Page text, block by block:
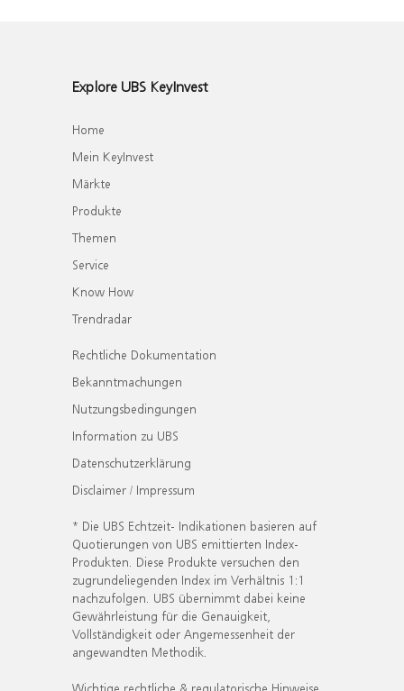
Explore UBS KeyInvest
Home
Mein KeyInvest
Märkte
Produkte
Themen
Service
Know How
Trendradar
Rechtliche Dokumentation
Bekanntmachungen
Nutzungsbedingungen
Information zu UBS
Datenschutzerklärung
Disclaimer / Impressum
* Die UBS Echtzeit- Indikationen basieren auf
Quotierungen von UBS emittierten Index-
Produkten. Diese Produkte versuchen den
zugrundeliegenden Index im Verhältnis 1:1
nachzufolgen. UBS übernimmt dabei keine
Gewährleistung für die Genauigkeit,
Vollständigkeit oder Angemessenheit der
angewandten Methodik.